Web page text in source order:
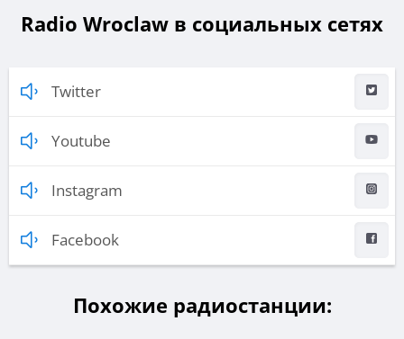
Radio Wroclaw в социальных сетях
Twitter
Youtube
Instagram
Facebook
Похожие радиостанции: